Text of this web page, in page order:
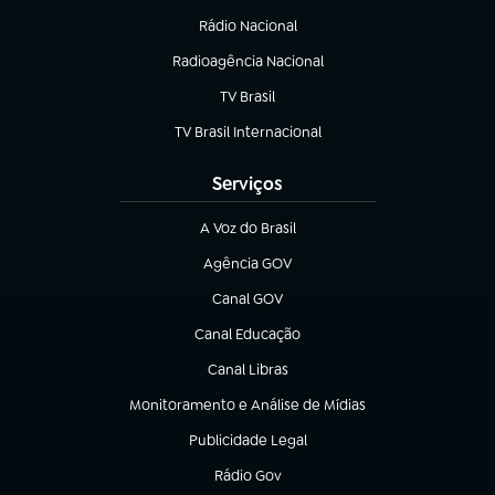
Rádio Nacional
Radioagência Nacional
(abre em nova aba)
TV Brasil
(abre em nova aba)
TV Brasil Internacional
(abre em nova aba)
Serviços
A Voz do Brasil
(abre em nova aba)
Agência GOV
(abre em nova aba)
Canal GOV
(abre em nova aba)
Canal Educação
(abre em nova aba)
Canal Libras
(abre em nova aba)
Monitoramento e Análise de Mídias
(abre em nova aba)
Publicidade Legal
(abre em nova aba)
Rádio Gov
(abre em nova aba)